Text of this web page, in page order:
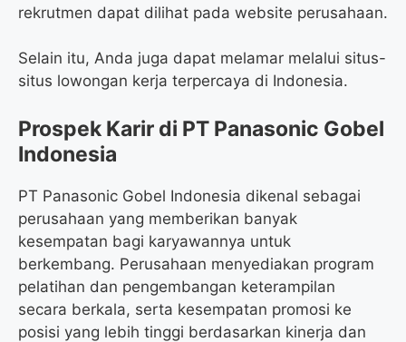
rekrutmen dapat dilihat pada website perusahaan.
Selain itu, Anda juga dapat melamar melalui situs-
situs lowongan kerja terpercaya di Indonesia.
Prospek Karir di PT Panasonic Gobel
Indonesia
PT Panasonic Gobel Indonesia dikenal sebagai
perusahaan yang memberikan banyak
kesempatan bagi karyawannya untuk
berkembang. Perusahaan menyediakan program
pelatihan dan pengembangan keterampilan
secara berkala, serta kesempatan promosi ke
posisi yang lebih tinggi berdasarkan kinerja dan